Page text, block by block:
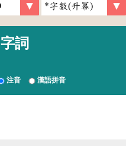
字詞
注音 漢語拼音